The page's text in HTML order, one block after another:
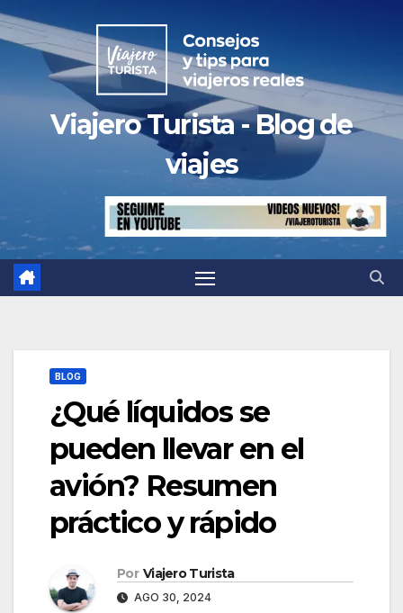
Saltar
al
contenido
Viajero Turista - Blog de
viajes
BLOG
¿Qué líquidos se
pueden llevar en el
avión? Resumen
práctico y rápido
Por Viajero Turista
AGO 30, 2024